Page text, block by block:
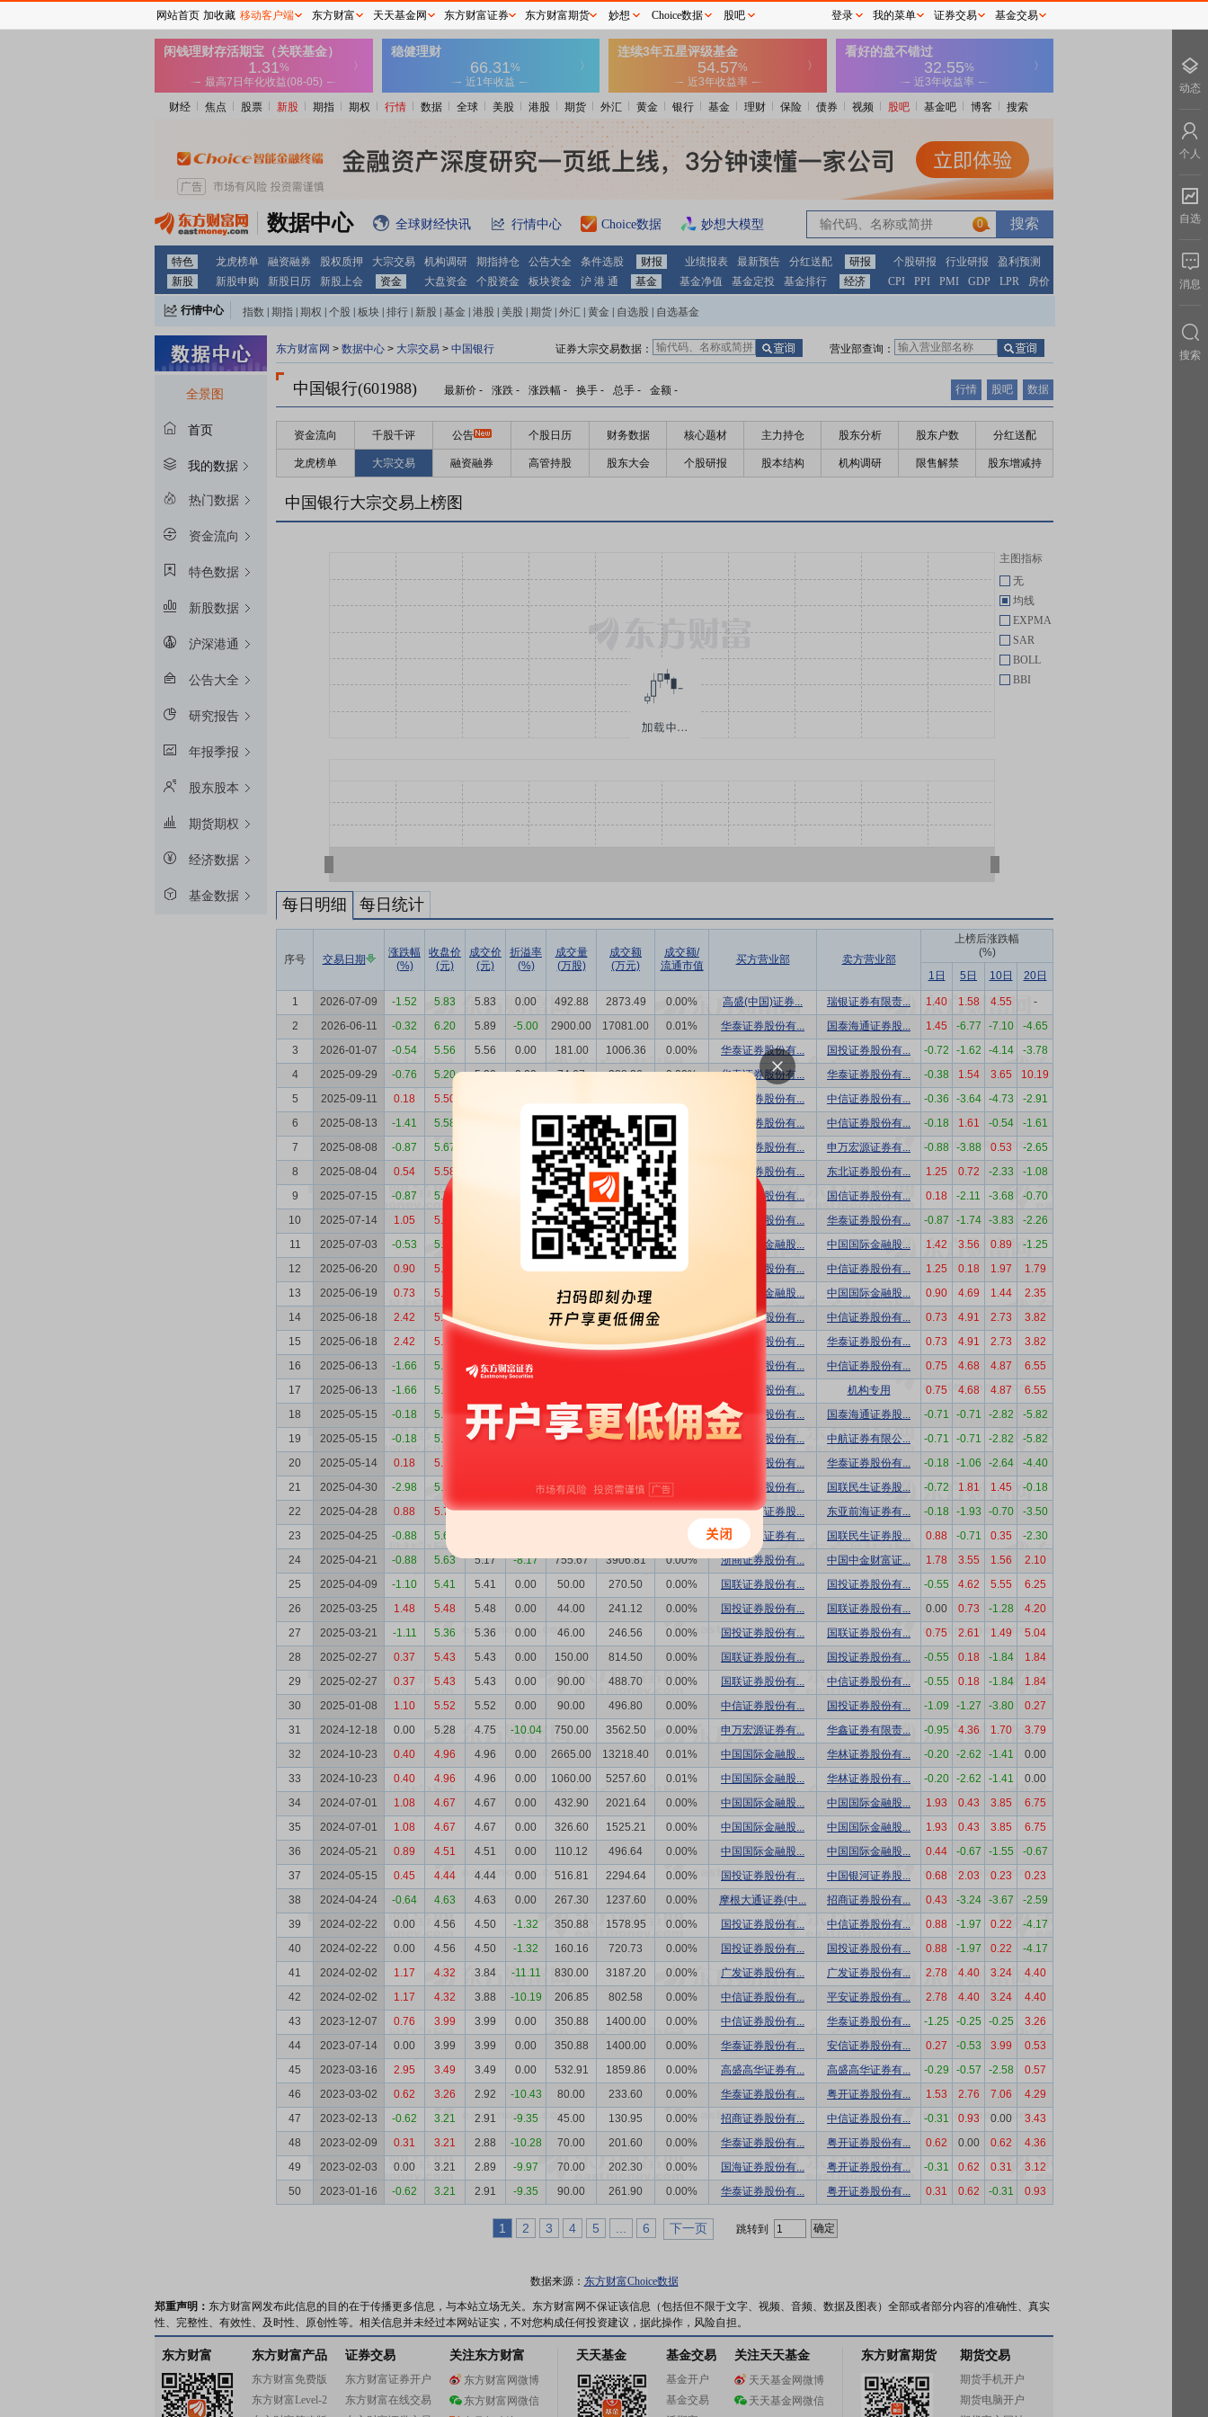
财经 焦点 股票 新股 期指 期权 行情 数据 全球 美股 港股 期货 外汇 黄金 银行 基金 理财 保险 债券 视频 股吧 基金吧 博客 搜索
数据中心 全球财经快讯 行情中心 Choice数据 妙想大模型 0
特色 龙虎榜单 融资融券 股权质押 大宗交易 机构调研 期指持仓 公告大全 条件选股 财报 业绩报表 最新预告 分红送配 研报 个股研报 行业研报
盈利预测
新股
新股申购 新股日历 新股上会 资金 大盘资金 个股资金 板块资金 沪 港 通 基金 基金净值 基金定投 基金排行 经济 CPI PPI PMI GDP LPR 房价
行情中心 指数 期指 期权 个股 板块 排行 新股 基金 港股 美股 期货 外汇 黄金 自选股 自选基金
全景图
首页
我的数据
热门数据
资金流向
特色数据
新股数据
沪深港通
公告大全
研究报告
年报季报
股东股本
期货期权
经济数据
基金数据
东方财富网 > 数据中心 > 大宗交易 > 中国银行 营业部查询：
证券大宗交易数据：
中国银行(601988) 最新价 - 涨跌 - 涨跌幅 - 换手 - 总手 - 金额 - 行情 股吧 数据
资金流向 千股千评 公告 个股日历 财务数据 核心题材 主力持仓 股东分析 股东户数 分红送配
龙虎榜单 大宗交易 融资融券 高管持股 股东大会 个股研报 股本结构 机构调研 限售解禁 股东增减持
中国银行大宗交易上榜图
主图指标
无
均线
EXPMA
SAR
BOLL
BBI
每日明细 每日统计
序号 交易日期
涨跌幅
(%)
收盘价
(元)
成交价
(元)
折溢率
(%)
成交量
(万股)
成交额
(万元)
成交额/
流通市值
买方营业部 卖方营业部
上榜后涨跌幅
(%)
1日
5日 10日 20日
1 2026-07-09 -1.52 5.83 5.83 0.00 492.88 2873.49 0.00% 高盛(中国)证券... 瑞银证券有限责... 1.40 1.58 4.55
-
2
2026-06-11 -0.32 6.20 5.89 -5.00 2900.00 17081.00 0.01% 华泰证券股份有... 国泰海通证券股... 1.45 -6.77 -7.10
-4.65
3
2026-01-07 -0.54 5.56 5.56 0.00 181.00 1006.36 0.00% 华泰证券股份有... 国投证券股份有... -0.72 -1.62 -4.14
-3.78
4
2025-09-29 -0.76 5.20 5.20 0.00 74.67 388.26 0.00% 华泰证券股份有... 华泰证券股份有... -0.38 1.54 3.65
10.19
5
2025-09-11 0.18 5.50 华泰证券股份有... 中信证券股份有... -0.36 -3.64 -4.73
-2.91
6
2025-08-13 -1.41 5.58 60.00 334.80 0.00% 华泰证券股份有... 中信证券股份有... -0.18 1.61 -0.54
-1.61
7
2025-08-08 -0.87 5.67 -9.17 58.00 298.70 0.00% 红塔证券股份有... 申万宏源证券有... -0.88 -3.88 0.53
-2.65
8
2025-08-04 0.54 5.58 -9.50 100.00 505.00 0.00% 粤开证券股份有... 东北证券股份有... 1.25 0.72 -2.33
-1.08
9
2025-07-15 -0.87 5.70 0.00 93.00 530.10 0.00% 华泰证券股份有... 国信证券股份有... 0.18 -2.11 -3.68
-0.70
10
2025-07-14 1.05 5.75 0.00 93.00 534.75 0.00% 国信证券股份有... 华泰证券股份有... -0.87 -1.74 -3.83
-2.26
11
2025-07-03 -0.53 5.62 73.00 410.26 0.00% 中国国际金融股... 中国国际金融股... 1.42 3.56 0.89
-1.25
12
2025-06-20 0.90 5.59 0.00 306.86 1715.35 0.00% 广发证券股份有... 中信证券股份有... 1.25 0.18 1.97
1.79
13
2025-06-19 0.73 5.54 73.00 404.42 中国国际金融股... 中国国际金融股... 0.90 4.69 1.44
2.35
14
2025-06-18 2.42 5.50 330.60 1818.30 广发证券股份有... 中信证券股份有... 0.73 4.91 2.73
3.82
15
2025-06-18 2.42 5.50 5.50 0.00 93.00 511.50 0.00% 华泰证券股份有... 华泰证券股份有... 0.73 4.91 2.73
3.82
16
2025-06-13 -1.66 5.34 5.34 0.00 广发证券股份有... 中信证券股份有... 0.75 4.68 4.87
6.55
17
2025-06-13 -1.66 5.34 中信证券股份有... 机构专用 0.75 4.68 4.87
6.55
18
2025-05-15 -0.18 5.67 5.67 0.00 380.93 2159.87 0.00% 海通证券股份有... 国泰海通证券股... -0.71 -0.71 -2.82
-5.82
19
2025-05-15 -0.18 5.67 5.17 240.50 1243.39 0.00% 浙商证券股份有... 中航证券有限公... -0.71 -0.71 -2.82
-5.82
20
2025-05-14 0.18 5.68 中信证券股份有... 华泰证券股份有... -0.18 -1.06 -2.64
-4.40
21
2025-04-30 -2.98 5.53 0.00 200.00 1106.00 0.00% 国投证券股份有... 国联民生证券股... -0.72 1.81 1.45
-0.18
22
2025-04-28 0.88 5.71 5.71 0.00 353.26 2017.11 0.00% 中国银河证券股... 东亚前海证券有... -0.18 -1.93 -0.70
-3.50
23
2025-04-25 -0.88 5.66 0.00% 申万宏源证券有... 国联民生证券股... 0.88 -0.71 0.35
-2.30
24
2025-04-21 -0.88 5.63 5.17 -8.17 755.67 3906.81 0.00% 浙商证券股份有... 中国中金财富证... 1.78 3.55 1.56
2.10
25
2025-04-09 -1.10 5.41 5.41 0.00 50.00 270.50 0.00% 国联证券股份有... 国投证券股份有... -0.55 4.62 5.55
6.25
26
2025-03-25 1.48 5.48 5.48 0.00 44.00 241.12 0.00% 国投证券股份有... 国联证券股份有... 0.00 0.73 -1.28
4.20
27
2025-03-21 -1.11 5.36 5.36 0.00 46.00 246.56 0.00% 国投证券股份有... 国联证券股份有... 0.75 2.61 1.49
5.04
28
2025-02-27 0.37 5.43 5.43 0.00 150.00 814.50 0.00% 国联证券股份有... 国投证券股份有... -0.55 0.18 -1.84
1.84
29
2025-02-27 0.37 5.43 5.43 0.00 90.00 488.70 0.00% 国联证券股份有... 中信证券股份有... -0.55 0.18 -1.84
1.84
30
2025-01-08 1.10 5.52 5.52 0.00 90.00 496.80 0.00% 中信证券股份有... 国投证券股份有... -1.09 -1.27 -3.80
0.27
31
2024-12-18 0.00 5.28 4.75 -10.04 750.00 3562.50 0.00% 申万宏源证券有... 华鑫证券有限责... -0.95 4.36 1.70
3.79
32
2024-10-23 0.40 4.96 4.96 0.00 2665.00 13218.40 0.01% 中国国际金融股... 华林证券股份有... -0.20 -2.62 -1.41
0.00
33
2024-10-23 0.40 4.96 4.96 0.00 1060.00 5257.60 0.01% 中国国际金融股... 华林证券股份有... -0.20 -2.62 -1.41
0.00
34
2024-07-01 1.08 4.67 4.67 0.00 432.90 2021.64 0.00% 中国国际金融股... 中国国际金融股... 1.93 0.43 3.85
6.75
35
2024-07-01 1.08 4.67 4.67 0.00 326.60 1525.21 0.00% 中国国际金融股... 中国国际金融股... 1.93 0.43 3.85
6.75
36
2024-05-21 0.89 4.51 4.51 0.00 110.12 496.64 0.00% 中国国际金融股... 中国国际金融股... 0.44 -0.67 -1.55
-0.67
37
2024-05-15 0.45 4.44 4.44 0.00 516.81 2294.64 0.00% 国投证券股份有... 中国银河证券股... 0.68 2.03 0.23
0.23
38
2024-04-24 -0.64 4.63 4.63 0.00 267.30 1237.60 0.00% 摩根大通证券(中... 招商证券股份有... 0.43 -3.24 -3.67
-2.59
39
2024-02-22 0.00 4.56 4.50 -1.32 350.88 1578.95 0.00% 国投证券股份有... 中信证券股份有... 0.88 -1.97 0.22
-4.17
40
2024-02-22 0.00 4.56 4.50 -1.32 160.16 720.73 0.00% 国投证券股份有... 国投证券股份有... 0.88 -1.97 0.22
-4.17
41
2024-02-02 1.17 4.32 3.84 -11.11 830.00 3187.20 0.00% 广发证券股份有... 广发证券股份有... 2.78 4.40 3.24
4.40
42
2024-02-02 1.17 4.32 3.88 -10.19 206.85 802.58 0.00% 中信证券股份有... 平安证券股份有... 2.78 4.40 3.24
4.40
43
2023-12-07 0.76 3.99 3.99 0.00 350.88 1400.00 0.00% 中信证券股份有... 华泰证券股份有... -1.25 -0.25 -0.25
3.26
44
2023-07-14 0.00 3.99 3.99 0.00 350.88 1400.00 0.00% 华泰证券股份有... 安信证券股份有... 0.27 -0.53 3.99
0.53
45
2023-03-16 2.95 3.49 3.49 0.00 532.91 1859.86 0.00% 高盛高华证券有... 高盛高华证券有... -0.29 -0.57 -2.58
0.57
46
2023-03-02 0.62 3.26 2.92 -10.43 80.00 233.60 0.00% 华泰证券股份有... 粤开证券股份有... 1.53 2.76 7.06
4.29
47
2023-02-13 -0.62 3.21 2.91 -9.35 45.00 130.95 0.00% 招商证券股份有... 中信证券股份有... -0.31 0.93 0.00
3.43
48
2023-02-09 0.31 3.21 2.88 -10.28 70.00 201.60 0.00% 华泰证券股份有... 粤开证券股份有... 0.62 0.00 0.62
4.36
49
2023-02-03 0.00 3.21 2.89 -9.97 70.00 202.30 0.00% 国海证券股份有... 粤开证券股份有... -0.31 0.62 0.31
3.12
50
2023-01-16 -0.62 3.21 2.91 -9.35 90.00 261.90 0.00% 华泰证券股份有... 粤开证券股份有... 0.31 0.62 -0.31 0.93
1 2 3 4 5 6 下一页 跳转到
数据来源： 东方财富Choice数据
郑重声明： 东方财富网发布此信息的目的在于传播更多信息，与本站立场无关。东方财富网不保证该信息（包括但不限于文字、视频、音频、数据及图表）全部或者部分内容的准确性、真实
性、完整性、有效性、及时性、原创性等。相关信息并未经过本网站证实，不对您构成任何投资建议，据此操作，风险自担。
东方财富 东方财富产品
东方财富免费版
东方财富Level-2
证券交易
东方财富证券开户
东方财富在线交易
关注东方财富
东方财富网微博
东方财富网微信
天天基金 基金交易
基金开户
基金交易
关注天天基金
天天基金网微博
天天基金网微信
东方财富期货 期货交易
期货手机开户
期货电脑开户
网站首页 加收藏 移动客户端 东方财富 天天基金网 东方财富证券 东方财富期货 妙想 Choice数据 股吧 登录 我的菜单 证券交易 基金交易
动态
个人
自选
消息
搜索